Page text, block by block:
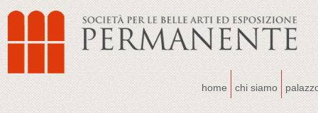
home chi siamo